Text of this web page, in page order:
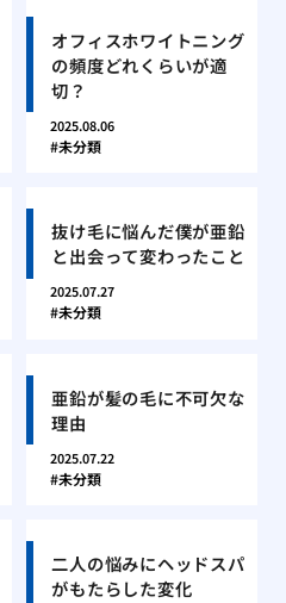
オフィスホワイトニング
の頻度どれくらいが適
切？
2025.08.06
未分類
抜け毛に悩んだ僕が亜鉛
と出会って変わったこと
2025.07.27
未分類
亜鉛が髪の毛に不可欠な
理由
2025.07.22
未分類
二人の悩みにヘッドスパ
がもたらした変化